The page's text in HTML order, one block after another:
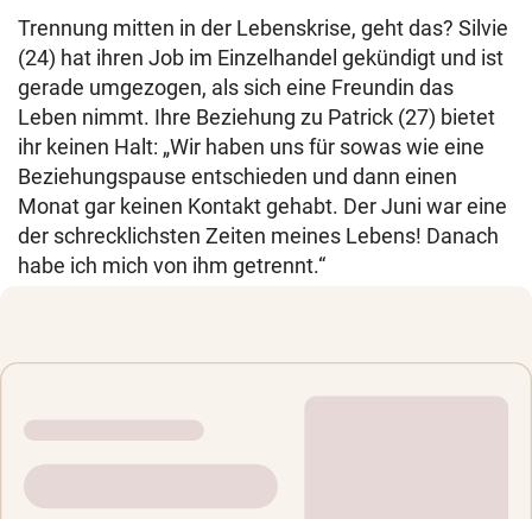
Trennung mitten in der Lebenskrise, geht das? Silvie
(24) hat ihren Job im Einzelhandel gekündigt und ist
gerade umgezogen, als sich eine Freundin das
Leben nimmt. Ihre Beziehung zu Patrick (27) bietet
ihr keinen Halt: „Wir haben uns für sowas wie eine
Beziehungspause entschieden und dann einen
Monat gar keinen Kontakt gehabt. Der Juni war eine
der schrecklichsten Zeiten meines Lebens! Danach
habe ich mich von ihm getrennt.“